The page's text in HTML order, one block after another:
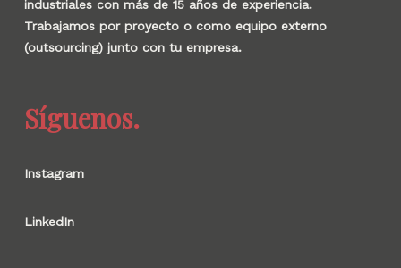
industriales con más de 15 años de experiencia.
Trabajamos por proyecto o como equipo externo
(outsourcing) junto con tu empresa.
Síguenos.
Instagram
LinkedIn